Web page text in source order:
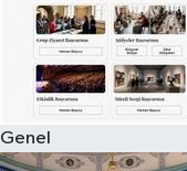
Genel
Tüm Manşetler
Son Dakika
Haber Arşivi